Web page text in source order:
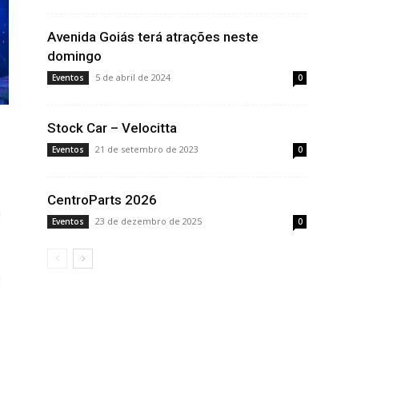
Avenida Goiás terá atrações neste
domingo
Eventos 5 de abril de 2024 0
Stock Car – Velocitta
Eventos 21 de setembro de 2023 0
CentroParts 2026
Eventos 23 de dezembro de 2025 0